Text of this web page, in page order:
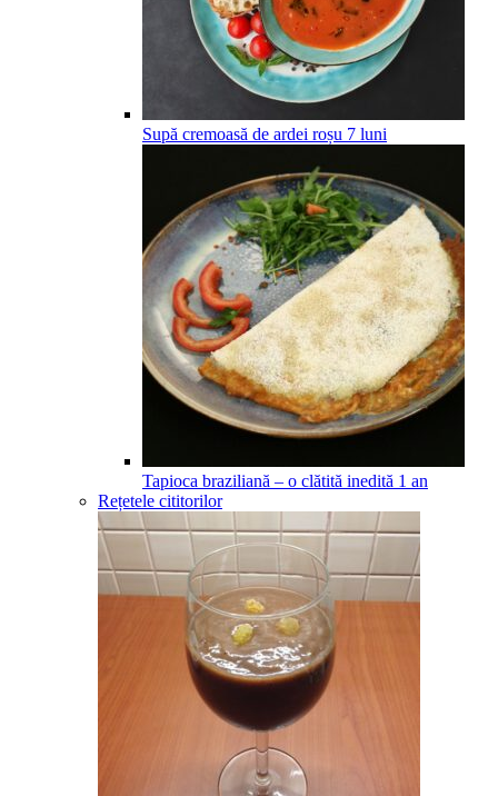
Supă cremoasă de ardei roșu 7 luni
Tapioca braziliană – o clătită inedită 1 an
Rețetele cititorilor